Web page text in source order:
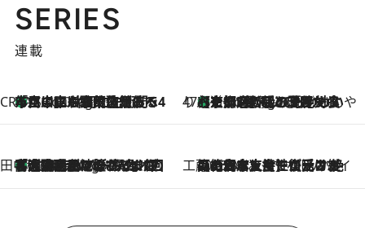
SERIES
連載
CREA'S CHOICE
1 Hour Ago
「立川にも歌舞伎があるんだよ」 片岡仁左衛門・市川中車ら豪華座組みで4年目の立川立飛歌舞伎へ 47都道府県の手みやげ ひんやりスイーツで夏を満喫
1 Hour Ago
【京都府】この夏絶対食べたい 冷やしておいしいおやつ3選 ひと口目から心を掴む新緑のテリーヌ
田中稲の勝手に再ブーム
6 Hours Ago
「湘南乃風に憧れて」観客大盛上がりの“タオル回し”に、ラッパー顔負けの高速歌唱まで…さだまさし（74）のアグレッシブすぎる現在地 工藤まやのおもてなしハワイ
2026.8.6
【ハワイ土産】ローカルの絶大な支持で復活！ 絶品の幻クッキー《元ファンの日本人女性が受け継いだ名店》